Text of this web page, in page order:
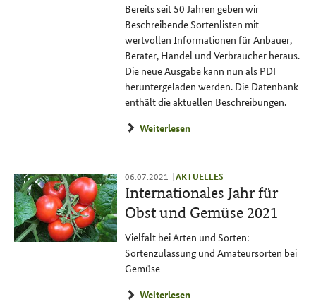
Bereits seit 50 Jahren geben wir
Beschreibende Sortenlisten mit
wertvollen Informationen für Anbauer,
Berater, Handel und Verbraucher heraus.
Die neue Ausgabe kann nun als PDF
heruntergeladen werden. Die Datenbank
enthält die aktuellen Beschreibungen.
Weiterlesen
06.07.2021 AKTUELLES
Internationales Jahr für
Obst und Gemüse 2021
Vielfalt bei Arten und Sorten:
Sortenzulassung und Amateursorten bei
Gemüse
Weiterlesen